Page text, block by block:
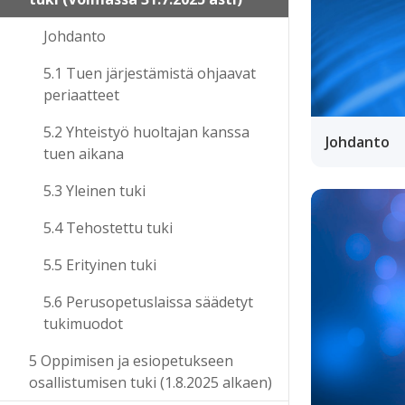
Johdanto
Johdanto
5.1 Tuen järjestämistä ohjaavat
periaatteet
5.2 Yhteistyö huoltajan kanssa
tuen aikana
5.3 Yleinen tuki
5.4 Tehostettu tuki
5.5 Erityinen tuki
5.6 Perusopetuslaissa säädetyt
tukimuodot
5 Oppimisen ja esiopetukseen
osallistumisen tuki (1.8.2025 alkaen)